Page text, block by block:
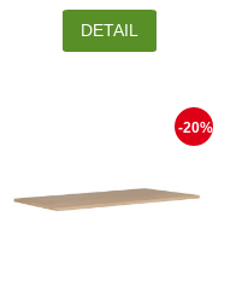
DETAIL
-20%